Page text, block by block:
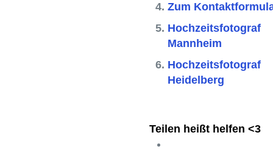
Zum
Hochzeitsfotograf
Mannheim
Hochzeitsfotograf
Heidelberg
Teilen heißt helfen <3